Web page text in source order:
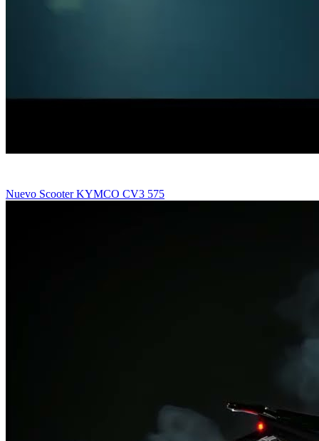
Nuevo Scooter KYMCO CV3 575